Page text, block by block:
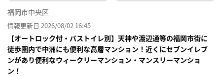
福岡市中央区
情報更新日 2026/08/02 16:45
【オートロック付・バストイレ別】天神や渡辺通等の福岡市街に
徒歩圏内で中洲にも便利な高層マンション！近くにセブンイレブ
ンがあり便利なウィークリーマンション・マンスリーマンショ
ン！